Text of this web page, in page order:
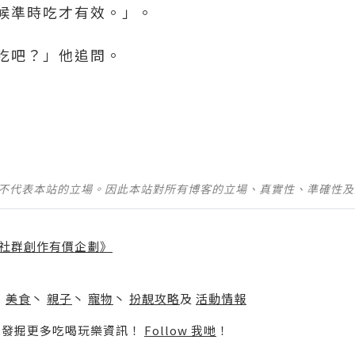
準時吃才有效。」。
吧？」他追問。
代表本站的立場。因此本站對所有博客的立場、真實性、準確性
群創作有價企劃》
美食 丶 親子 丶 寵物 丶 扮靚攻略及 活動情報
掘更多吃喝玩樂資訊！ Follow 我哋 ！